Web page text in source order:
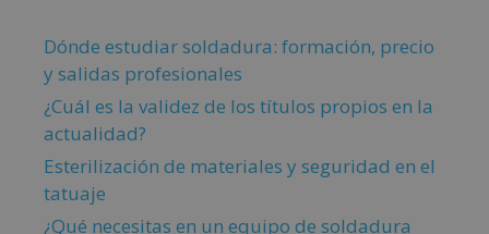
Dónde estudiar soldadura: formación, precio
y salidas profesionales
¿Cuál es la validez de los títulos propios en la
actualidad?
Esterilización de materiales y seguridad en el
tatuaje
¿Qué necesitas en un equipo de soldadura